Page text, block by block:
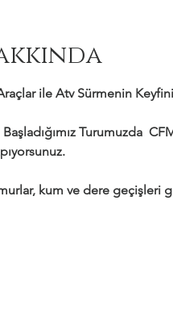
ile Atv Sürmenin
Turumuzda
kum ve dere geçişleri